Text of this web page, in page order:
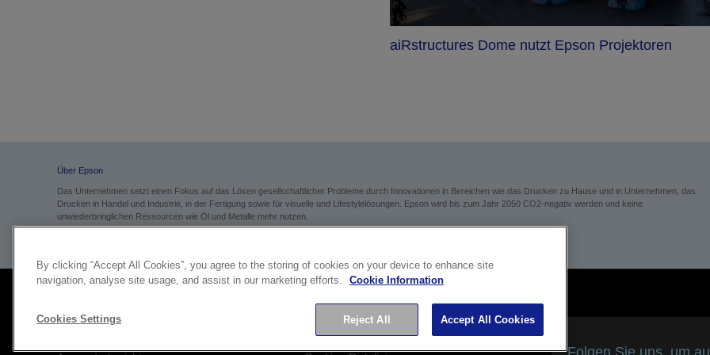
aiRstructures Dome nutzt Epson Projektoren
Über Epson
Das Unternehmen setzt einen Fokus auf das Lösen gesellschaftlicher Probleme durch Innovationen in Bereichen wie das Drucken zu Hause und in Unternehmen, das
Drucken in Handel und Industrie, in der Fertigung sowie für visuelle und Lifestylelösungen. Epson wird bis zum Jahr 2050 CO2-negativ werden und keine
unwiederbringlichen Ressourcen wie Öl und Metalle mehr nutzen.
Pressebereich Hauptwebsite von Epson
Folgen Sie uns, um
By clicking “Accept All Cookies”, you agree to the storing of cookies on your device to enhance site
navigation, analyse site usage, and assist in our marketing efforts.
Cookie Information
Cookies Settings Reject All Accept All Cookies